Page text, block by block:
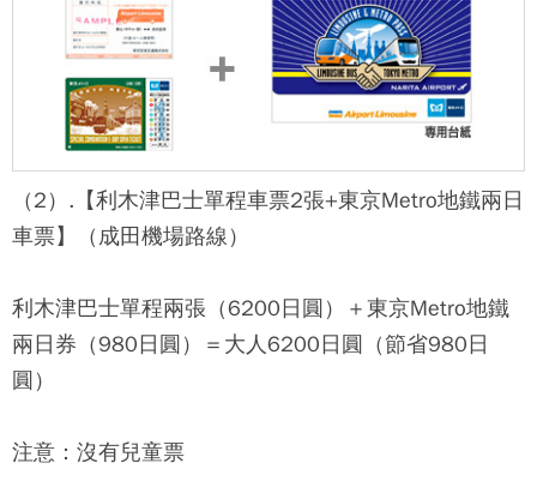
（2）.【利木津巴士單程車票2張+東京Metro地鐵兩日
車票】
（成田機場路線）
利木津巴士單程兩張（6200日圓）＋東京Metro地鐵
兩日券（980日圓）＝大人6200日圓（節省980日
圓）
注意：沒有兒童票